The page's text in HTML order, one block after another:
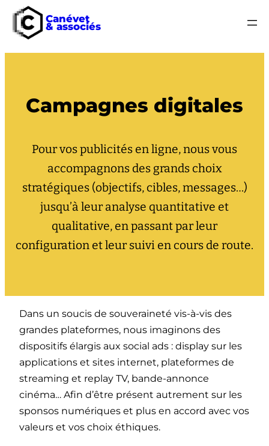
Canévet
& associés
Campagnes digitales
Pour vos publicités en ligne, nous vous
accompagnons des grands choix
stratégiques (objectifs, cibles, messages…)
jusqu’à leur analyse quantitative et
qualitative, en passant par leur
configuration et leur suivi en cours de route.
Dans un soucis de souveraineté vis-à-vis des
grandes plateformes, nous imaginons des
dispositifs élargis aux social ads : display sur les
applications et sites internet, plateformes de
streaming et replay TV, bande-annonce
cinéma… Afin d’être présent autrement sur les
sponsos numériques et plus en accord avec vos
valeurs et vos choix éthiques.